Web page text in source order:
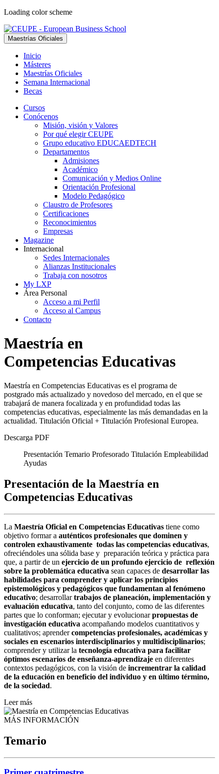
Loading color scheme
Maestrías Oficiales
Inicio
Másteres
Maestrías Oficiales
Semana Internacional
Becas
Cursos
Conócenos
Misión, visión y Valores
Por qué elegir CEUPE
Grupo educativo EDUCAEDTECH
Departamentos
Admisiones
Académico
Comunicación y Medios Online
Orientación Profesional
Modelo Pedagógico
Claustro de Profesores
Certificaciones
Reconocimientos
Empresas
Magazine
Internacional
Sedes Internacionales
Alianzas Institucionales
Trabaja con nosotros
My LXP
Área Personal
Acceso a mi Perfil
Acceso al Campus
Contacto
Maestría en
Competencias Educativas
Maestría en Competencias Educativas es el programa de
postgrado más actualizado y novedoso del mercado, en el que se
trabajará de manera focalizada y en profundidad todas las
competencias educativas, especialmente las más demandadas en la
actualidad. Titulación Oficial + Titulación Profesional Europea.
Descarga PDF
Presentación Temario Profesorado Titulación Empleabilidad
Ayudas
Presentación de la Maestría en
Competencias Educativas
La Maestría Oficial en Competencias Educativas tiene como
objetivo formar a auténticos profesionales que dominen y
controlen exhaustivamente todas las competencias educativas,
ofreciéndoles una sólida base y preparación teórica y práctica para
que, a partir de un ejercicio de un profundo ejercicio de reflexión
sobre la problemática educativa sean capaces de desarrollar las
habilidades para comprender y aplicar los principios
epistemológicos y pedagógicos que fundamentan al fenómeno
educativo; desarrollartrabajos de planeación, implementación y
evaluación educativa, tanto del conjunto, como de las diferentes
partes que lo conforman; ejecutar y evolucionarpropuestas de
investigación educativa acompañando modelos cuantitativos y
cualitativos; aprendercompetencias profesionales, académicas y
sociales en escenarios interdisciplinarios y multidisciplinarios;
comprender y utilizar la tecnología educativa para facilitar
óptimos escenarios de enseñanza-aprendizaje en diferentes
contextos pedagógicos, con la visión de incrementrar la calidad
de la educación en beneficio del individuo y en último término,
de la sociedad.
Leer más
MÁS INFORMACIÓN
Temario